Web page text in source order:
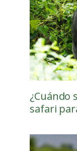
¿Cuándo
safari